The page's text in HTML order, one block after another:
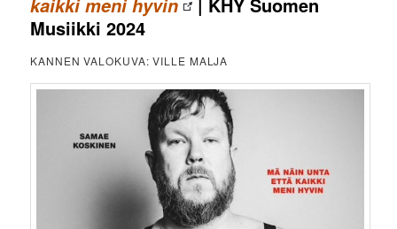
Musiikki 2024
KANNEN VALOKUVA: VILLE MALJA